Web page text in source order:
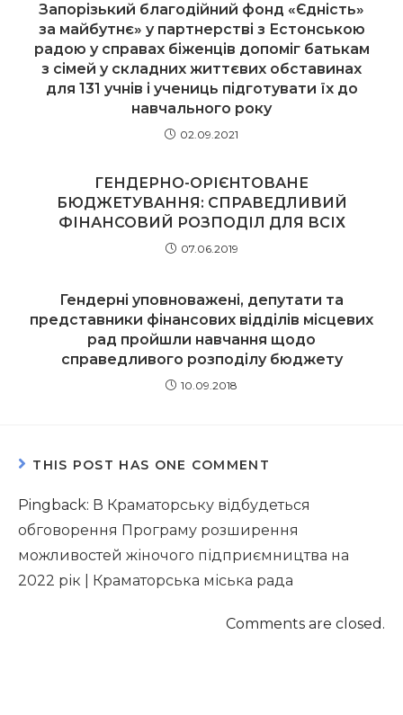
Запорізький благодійний фонд «Єдність»
за майбутнє» у партнерстві з Естонською
радою у справах біженців допоміг батькам
з сімей у складних життєвих обставинах
для 131 учнів і учениць підготувати їх до
навчального року
02.09.2021
ГЕНДЕРНО-ОРІЄНТОВАНЕ
БЮДЖЕТУВАННЯ: СПРАВЕДЛИВИЙ
ФІНАНСОВИЙ РОЗПОДІЛ ДЛЯ ВСІХ
07.06.2019
Гендерні уповноважені, депутати та
представники фінансових відділів місцевих
рад пройшли навчання щодо
справедливого розподілу бюджету
10.09.2018
THIS POST HAS ONE COMMENT
Pingback: В Краматорську відбудеться
обговорення Програму розширення
можливостей жіночого підприємництва на
2022 рік | Краматорська міська рада
Comments are closed.